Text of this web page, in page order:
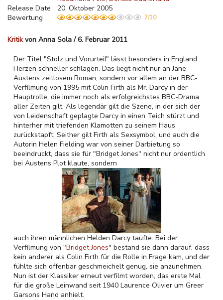
Release Date
20. Oktober 2005
Bewertung
7/10
Kritikvon Anna Sola / 6. Februar 2011
Der Titel "Stolz und Vorurteil" lässt besonders in England
Herzen schneller schlagen. Das liegt nicht nur an Jane
Austens zeitlosem Roman, sondern vor allem an der BBC-
Verfilmung von 1995 mit Colin Firth als Mr. Darcy in der
Hauptrolle, die immer noch als erfolgreichstes BBC-Drama
aller Zeiten gilt. Als legendär gilt die Szene, in der sich der
von Leidenschaft geplagte Darcy in einen Teich stürzt und
hinterher mit triefenden Klamotten zu seinem Haus
zurückstapft. Seither gilt Firth als Sexsymbol, und auch die
Autorin Helen Fielding war von seiner Darbietung so
beeindruckt, dass sie für "Bridget Jones" nicht nur ordentlich
bei Austens Plot klaute, sondern
auch ihren männlichen Helden Darcy taufte. Bei der
Verfilmung von "Bridget Jones" bestand sie dann darauf, dass
kein anderer als Colin Firth für die Rolle in Frage kam, und der
fühlte sich offenbar geschmeichelt genug, sie anzunehmen.
Nun ist der Klassiker erneut verfilmt worden, das erste Mal
für die große Leinwand seit 1940 Laurence Olivier um Greer
Garsons Hand anhielt.